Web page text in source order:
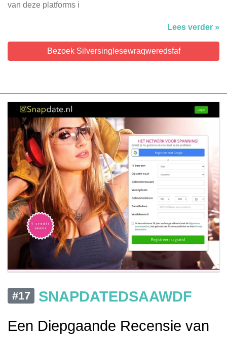
van deze platforms i
Lees verder »
Bezoek Silversinglesewraqweredsfaf
#17
SNAPDATEDSAAWDF
Een Diepgaande Recensie van